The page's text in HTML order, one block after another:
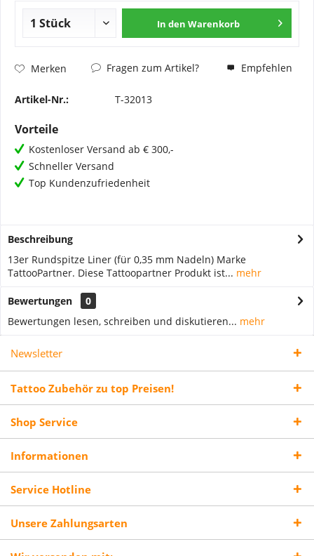
In den Warenkorb
Merken Fragen zum Artikel? Empfehlen
Artikel-Nr.: T-32013
Vorteile
Kostenloser Versand ab € 300,-
Schneller Versand
Top Kundenzufriedenheit
Beschreibung
13er Rundspitze Liner (für 0,35 mm Nadeln) Marke
TattooPartner. Diese Tattoopartner Produkt ist... mehr
Bewertungen
0
Bewertungen lesen, schreiben und diskutieren... mehr
Newsletter
Tattoo Zubehör zu top Preisen!
Shop Service
Informationen
Service Hotline
Unsere Zahlungsarten